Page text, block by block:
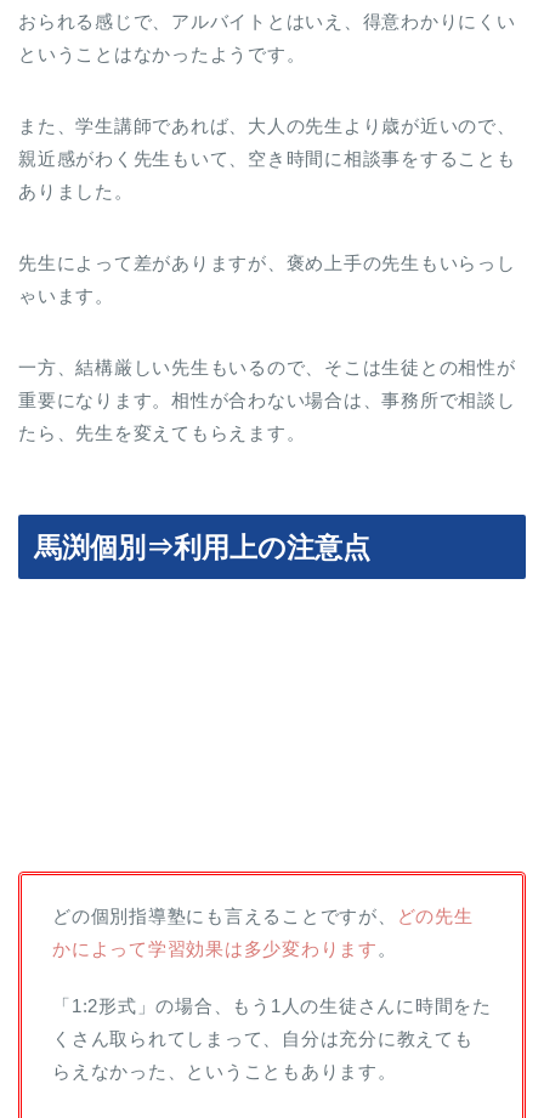
おられる感じで、アルバイトとはいえ、得意わかりにくい
ということはなかったようです。
また、学生講師であれば、大人の先生より歳が近いので、
親近感がわく先生もいて、空き時間に相談事をすることも
ありました。
先生によって差がありますが、褒め上手の先生もいらっし
ゃいます。
一方、結構厳しい先生もいるので、そこは生徒との相性が
重要になります。相性が合わない場合は、事務所で相談し
たら、先生を変えてもらえます。
馬渕個別⇒利用上の注意点
どの個別指導塾にも言えることですが、
どの先生
かによって学習効果は多少変わります 。
「1:2形式」の場合、もう1人の生徒さんに時間をた
くさん取られてしまって、自分は充分に教えても
らえなかった、ということもあります。